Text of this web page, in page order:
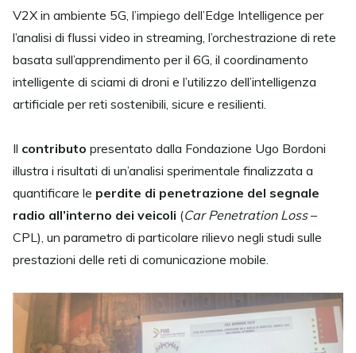
V2X in ambiente 5G, l’impiego dell’Edge Intelligence per
l’analisi di flussi video in streaming, l’orchestrazione di rete
basata sull’apprendimento per il 6G, il coordinamento
intelligente di sciami di droni e l’utilizzo dell’intelligenza
artificiale per reti sostenibili, sicure e resilienti.
Il contributo presentato dalla Fondazione Ugo Bordoni
illustra i risultati di un’analisi sperimentale finalizzata a
quantificare le perdite di penetrazione del segnale
radio all’interno dei veicoli (Car Penetration Loss–
CPL), un parametro di particolare rilievo negli studi sulle
prestazioni delle reti di comunicazione mobile.